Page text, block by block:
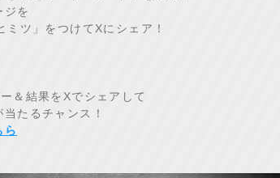
を
ツ」をつけてXにシェア！
＆結果をXでシェアして
たるチャンス！
ら